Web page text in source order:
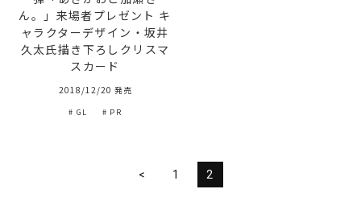
ん。」来場者プレゼント キ
ャラクターデザイン・坂井
久太氏描き下ろしクリスマ
スカード
2018/12/20 発売
# GL # PR
< 1 2